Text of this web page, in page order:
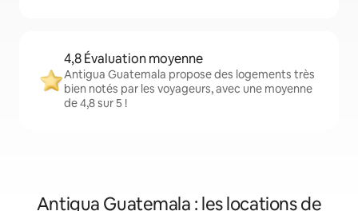
4,8 Évaluation moyenne
Antigua Guatemala propose des logements très
bien notés par les voyageurs, avec une moyenne
de 4,8 sur 5 !
Antigua Guatemala : les locations de